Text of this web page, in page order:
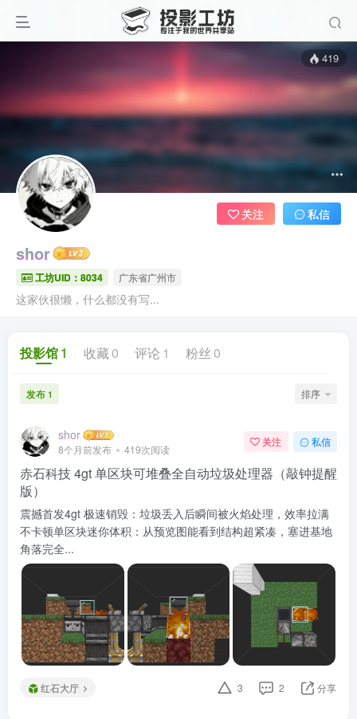
419
shor
工坊UID：8034 广东省广州市
这家伙很懒，什么都没有写...
关注 私信
投影馆1 收藏 0 评论 1 粉丝 0
发布 1 排序
shor
8个月前发布 419次阅读
关注 私信
赤石科技 4gt 单区块可堆叠全自动垃圾处理器（敲钟提醒
版）
震撼首发4gt 极速销毁：垃圾丢入后瞬间被火焰处理，效率拉满
不卡顿单区块迷你体积：从预览图能看到结构超紧凑，塞进基地
角落完全...
红石大厅 3 2 分享